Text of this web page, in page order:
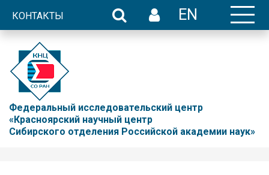
КОНТАКТЫ EN
Федеральный исследовательский центр
«Красноярский научный центр
Сибирского отделения Российской академии наук»